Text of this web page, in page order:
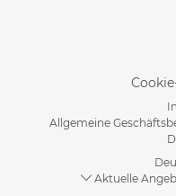
Aktuelle
Allgemeine